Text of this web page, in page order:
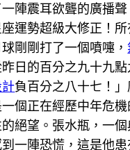
陣震耳欲聾的廣播
運勢超級大修正！
剛剛打了一個噴嚏，
日的百分之九十九
負百分之八十七！
個正在經歷中年危
絕望。張水瓶，一
一陣恐慌，這是他